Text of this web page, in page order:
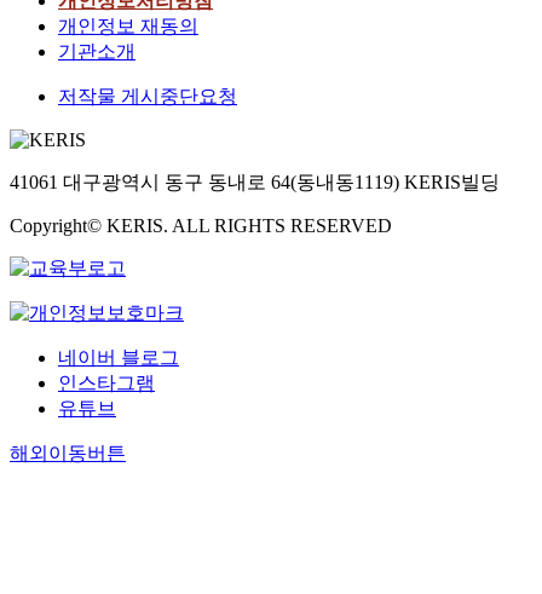
개인정보 재동의
기관소개
저작물 게시중단요청
41061 대구광역시 동구 동내로 64(동내동1119) KERIS빌딩
Copyright© KERIS. ALL RIGHTS RESERVED
네이버 블로그
인스타그램
유튜브
해외이동버튼